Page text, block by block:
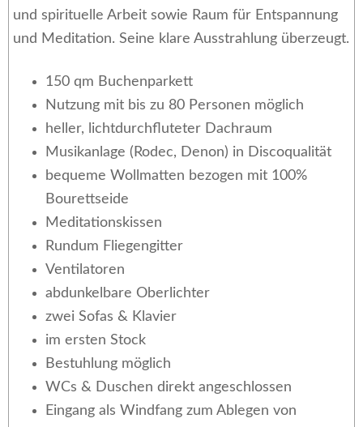
und spirituelle Arbeit sowie Raum für Entspannung
und Meditation. Seine klare Ausstrahlung überzeugt.
150 qm Buchenparkett
Nutzung mit bis zu 80 Personen möglich
heller, lichtdurchfluteter Dachraum
Musikanlage (Rodec, Denon) in Discoqualität
bequeme Wollmatten bezogen mit 100%
Bourettseide
Meditationskissen
Rundum Fliegengitter
Ventilatoren
abdunkelbare Oberlichter
zwei Sofas & Klavier
im ersten Stock
Bestuhlung möglich
WCs & Duschen direkt angeschlossen
Eingang als Windfang zum Ablegen von